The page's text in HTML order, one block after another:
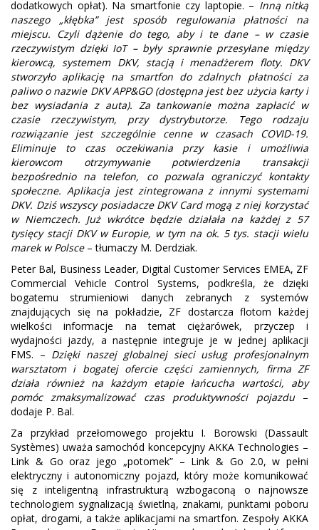
dodatkowych opłat). Na smartfonie czy laptopie. – Inną nitką
naszego „kłębka” jest sposób regulowania płatności na
miejscu. Czyli dążenie do tego, aby i te dane – w czasie
rzeczywistym dzięki IoT – były sprawnie przesyłane między
kierowcą, systemem DKV, stacją i menadżerem floty. DKV
stworzyło aplikację na smartfon do zdalnych płatności za
paliwo o nazwie DKV APP&GO (dostępna jest bez użycia karty i
bez wysiadania z auta). Za tankowanie można zapłacić w
czasie rzeczywistym, przy dystrybutorze. Tego rodzaju
rozwiązanie jest szczególnie cenne w czasach COVID-19.
Eliminuje to czas oczekiwania przy kasie i umożliwia
kierowcom otrzymywanie potwierdzenia transakcji
bezpośrednio na telefon, co pozwala ograniczyć kontakty
społeczne. Aplikacja jest zintegrowana z innymi systemami
DKV. Dziś wszyscy posiadacze DKV Card mogą z niej korzystać
w Niemczech. Już wkrótce będzie działała na każdej z 57
tysięcy stacji DKV w Europie, w tym na ok. 5 tys. stacji wielu
marek w Polsce– tłumaczy M. Derdziak.
Peter Bal, Business Leader, Digital Customer Services EMEA, ZF
Commercial Vehicle Control Systems, podkreśla, że dzięki
bogatemu strumieniowi danych zebranych z systemów
znajdujących się na pokładzie, ZF dostarcza flotom każdej
wielkości informacje na temat ciężarówek, przyczep i
wydajności jazdy, a następnie integruje je w jednej aplikacji
FMS. – Dzięki naszej globalnej sieci usług profesjonalnym
warsztatom i bogatej ofercie części zamiennych, firma ZF
działa również na każdym etapie łańcucha wartości, aby
pomóc zmaksymalizować czas produktywności pojazdu–
dodaje P. Bal.
Za przykład przełomowego projektu I. Borowski (Dassault
Systèmes) uważa samochód koncepcyjny AKKA Technologies –
Link & Go oraz jego „potomek” – Link & Go 2.0, w pełni
elektryczny i autonomiczny pojazd, który może komunikować
się z inteligentną infrastrukturą wzbogaconą o najnowsze
technologiem sygnalizacją świetlną, znakami, punktami poboru
opłat, drogami, a także aplikacjami na smartfon. Zespoły AKKA